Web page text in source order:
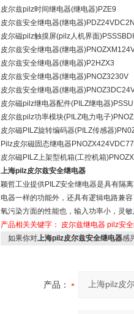
皮尔兹pilz时间继电器(继电器)PZE9
皮尔兹安全继电器(继电器
皮尔磁pilz触摸屏(pilz人机界面
皮尔兹安全继电器(继电器
皮尔兹安全继电器(继电器)P2HZX3
皮尔兹安全继电器(继电器)PNOZ3230V
皮尔兹安全继电器(继电器
皮尔磁pilz继电器配件(PILZ继电器
皮尔兹pilz功率模块(PILZ电力电子
皮尔磁PILZ旋转编码器(PILZ传感器
Pilz皮尔磁固态继电器
皮尔磁PILZ上架型机箱(工控机箱
上海pilz皮尔兹安全继电器
颖哲工业提供PILZ安全继电器是具有隔
电器一样的功能外，还具有逻辑电路兼
氧污染方面的性能也，输入功率小，灵
产品相关关键字： 皮尔兹继电器 pilz安
如果你对上海pilz皮尔兹安全继电器感
产品：